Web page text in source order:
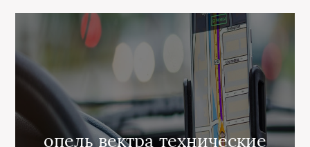
опель вектра технические